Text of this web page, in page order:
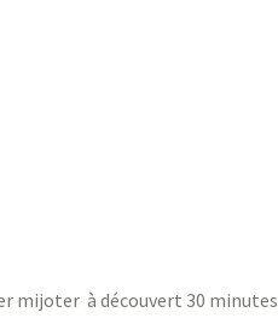
mijoter à découvert 30 minutes